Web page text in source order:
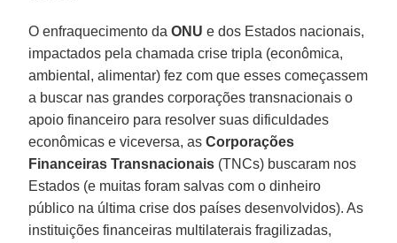
O enfraquecimento daONU e dos Estados nacionais,
impactados pela chamada crise tripla (econômica,
ambiental, alimentar) fez com que esses começassem
a buscar nas grandes corporações transnacionais o
apoio financeiro para resolver suas dificuldades
econômicas e viceversa, asCorporações
Financeiras Transnacionais (TNCs) buscaram nos
Estados (e muitas foram salvas com o dinheiro
público na última crise dos países desenvolvidos). As
instituições financeiras multilaterais fragilizadas,